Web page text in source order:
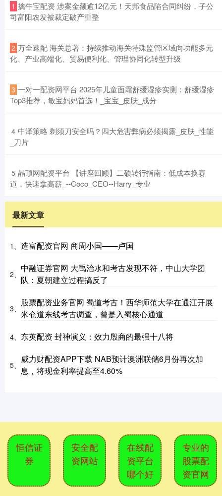
1 ​擒牛宝配资 涉案金额逾12亿元！天邦食品陷合同纠纷，子公
司富阳农发被裁定破产重整
2 ​万全速配 海关总署：持续推动海关特殊监管区域向功能多元
化、产业高端化、贸易便利化、管理协同化转型升级
3 ​一对一配资网平台 2025年儿童面霜舒缓湿疹实测：舒缓湿疹
Top3推荐，敏宝妈妈首选！_宝宝_皮肤_成分
4 ​中泽策略 剃须刀安全吗？四大危害弊病必须揭露_皮肤_性能
_刀片
5 ​晶顶网配资平台 【讲座回顾】二硕转行指南：低成本换赛
道，快速拿高薪_--Coco_CEO--Harry_专业
最新文章
1、 造富配资官网 商周小国——卢国
2、
中融证券官网 大禹治水和考古发现不符，中山大学团
队：夏朝建立过程搞反了
3、
股票配资业务官网 蜀道考古！西华师范大学在通江开展
米仓道东线考古调查，曾是入蜀核心通道
4、 东英配资 封神演义：效力殷商的最强十八将
5、
威力财配资APP下载 NAB预计澳洲联储6月份再次加
息，将现金利率提高至4.60%
恒信证
券
安全配
资网站
在线配
资平台
哪个好
专业的
股票配
资官网